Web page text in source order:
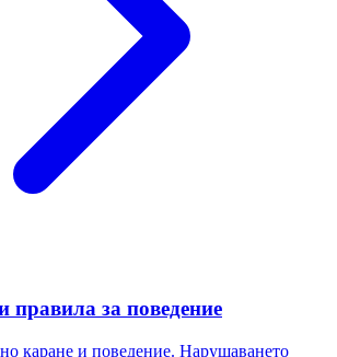
правила за поведение
каране и поведение. Нарушаването